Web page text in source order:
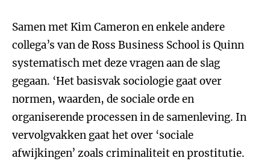
Samen met Kim Cameron en enkele andere
collega’s van de Ross Business School is Quinn
systematisch met deze vragen aan de slag
gegaan. ‘Het basisvak sociologie gaat over
normen, waarden, de sociale orde en
organiserende processen in de samenleving. In
vervolgvakken gaat het over ‘sociale
afwijkingen’ zoals criminaliteit en prostitutie.